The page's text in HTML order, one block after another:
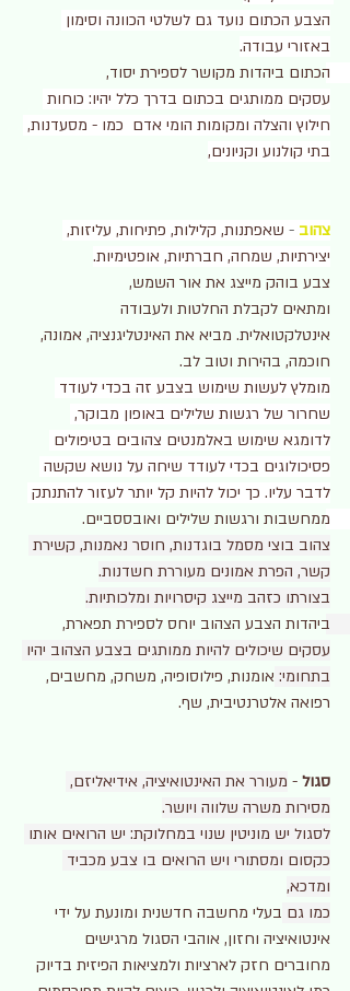
הצבע הכתום נועד גם לשלטי הכוונה וסימון
באזורי עבודה.
הכתום ביהדות מקושר לספירת יסוד,
עסקים ממותגים בכתום בדרך כלל יהיו: כוחות
חילוץ והצלה ומקומות הומי אדם  כמו - מסעדנות,
בתי קולנוע וקניונים,
צהוב - שאפתנות, קלילות, פתיחות, עליזות,
יצירתיות, שמחה, חברתיות, אופטימיות.
צבע בוהק מייצג את אור השמש,
ומתאים לקבלת החלטות ולעבודה
אינטלקטואלית. מביא את האינטליגנציה, אמונה,
חוכמה, בהירות וטוב לב.
מומלץ לעשות שימוש בצבע זה בכדי לעודד
שחרור של רגשות שלילים באופון מבוקר,
לדומגא שימוש באלמנטים צהובים בטיפולים
פסיכולוגים בכדי לעודד שיחה על נושא שקשה
לדבר עליו. כך יכול להיות קל יותר לעזור להתנתק
ממחשבות ורגשות שלילים ואובססביים.
צהוב בוצי מסמל בוגדנות, חוסר נאמנות, קשירת
קשר, הפרת אמונים מעוררת חשדנות.
בצורתו כזהב מייצג קיסרויות ומלכותיות.
ביהדות הצבע הצהוב יוחס לספירת תפארת,
עסקים שיכולים להיות ממותגים בצבע הצהוב יהיו
בתחומי: אומנות, פילוסופיה, משחק, מחשבים,
רפואה אלטרנטיבית, שף.
סגול - מעורר את האינטואיציה, אידיאליזם,
מסירות משרה שלווה ויושר.
לסגול יש מוניטין שנוי במחלוקת: יש הרואים אותו
כקסום ומסתורי ויש הרואים בו צבע מכביד
ומדכא,
כמו גם בעלי מחשבה חדשנית ומונעת על ידי
אינטואיציה וחזון, אוהבי הסגול מרגישים
מחוברים חזק לארציות ולמציאות הפיזית בדיוק